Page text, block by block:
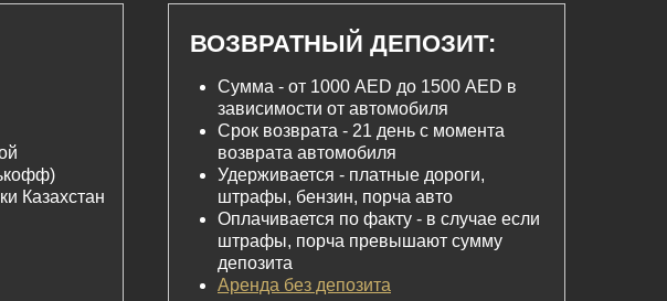
Казахстан
ВОЗВРАТНЫЙ ДЕПОЗИТ:
Сумма - от 1000 AED до 1500 AED в
зависимости от автомобиля
Срок возврата - 21 день с момента
возврата автомобиля
Удерживается - платные дороги,
штрафы, бензин, порча авто
Оплачивается по факту - в случае если
штрафы, порча превышают сумму
депозита
Аренда без депозита